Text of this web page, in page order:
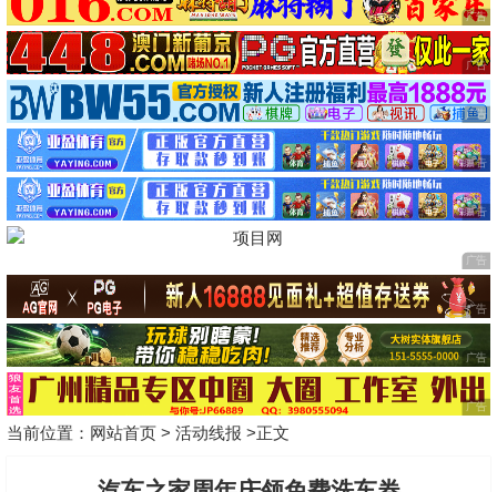
当前位置： 网站首页 > 活动线报 >正文